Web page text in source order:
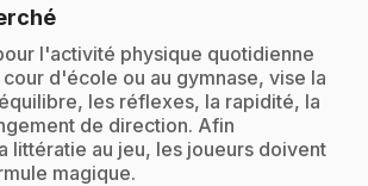
.
l'activité physique quotidienne
cour d'école ou au gymnase, vise la
les réflexes, la rapidité, la
de direction. Afin
littératie au jeu, les joueurs doivent
magique.